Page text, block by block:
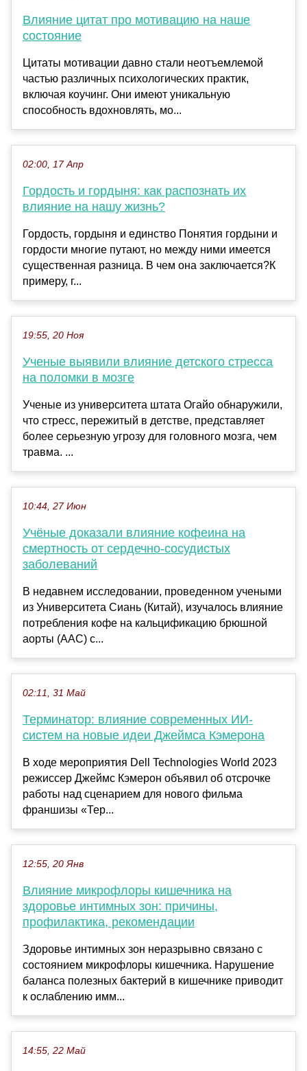
Влияние цитат про мотивацию на наше
состояние
Цитаты мотивации давно стали неотъемлемой
частью различных психологических практик,
включая коучинг. Они имеют уникальную
способность вдохновлять, мо...
02:00, 17 Апр
Гордость и гордыня: как распознать их
влияние на нашу жизнь?
Гордость, гордыня и единство Понятия гордыни и
гордости многие путают, но между ними имеется
существенная разница. В чем она заключается?К
примеру, г...
19:55, 20 Ноя
Ученые выявили влияние детского стресса
на поломки в мозге
Ученые из университета штата Огайо обнаружили,
что стресс, пережитый в детстве, представляет
более серьезную угрозу для головного мозга, чем
травма. ...
10:44, 27 Июн
Учёные доказали влияние кофеина на
смертность от сердечно-сосудистых
заболеваний
В недавнем исследовании, проведенном учеными
из Университета Сиань (Китай), изучалось влияние
потребления кофе на кальцификацию брюшной
аорты (AAC) с...
02:11, 31 Май
Терминатор: влияние современных ИИ-
систем на новые идеи Джеймса Кэмерона
В ходе мероприятия Dell Technologies World 2023
режиссер Джеймс Кэмерон объявил об отсрочке
работы над сценарием для нового фильма
франшизы «Тер...
12:55, 20 Янв
Влияние микрофлоры кишечника на
здоровье интимных зон: причины,
профилактика, рекомендации
Здоровье интимных зон неразрывно связано с
состоянием микрофлоры кишечника. Нарушение
баланса полезных бактерий в кишечнике приводит
к ослаблению имм...
14:55, 22 Май